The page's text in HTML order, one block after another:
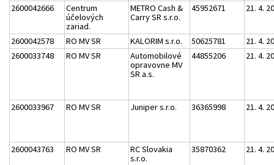
2600042666
Centrum
účelových
zariad.
METRO Cash &
Carry SR s.r.o.
45952671 21. 4.
2600042578 RO MV SR KALORIM s.r.o. 50625781
21. 4.
2600033748
RO MV SR
Automobilové
opravovne MV
SR a.s.
44855206 21. 4.
2600033967 RO MV SR Juniper s.r.o. 36365998 21. 4.
2600043763 RO MV SR
RC Slovakia
s.r.o.
35870362 21. 4.